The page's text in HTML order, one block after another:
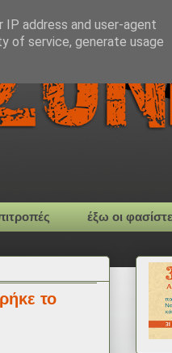
έξω οι
το
address and user-agent
of service, generate usage